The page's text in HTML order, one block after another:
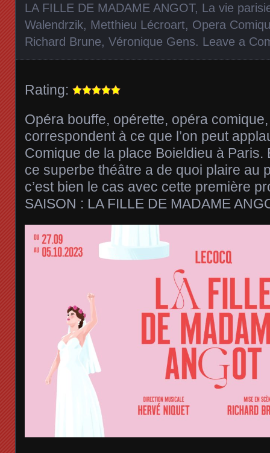
LA FILLE DE MADAME ANGOT, La vie
Walendrzik, Metthieu Lécroart, Opera
Richard Brune, Véronique Gens. Leave a
Rating:
Opéra bouffe, opérette, opéra
correspondent à ce que l’on peut
Comique de la place Boieldieu à Paris.
ce superbe théâtre a de quoi plaire au
c’est bien le cas avec cette première
SAISON : LA FILLE DE MADAME